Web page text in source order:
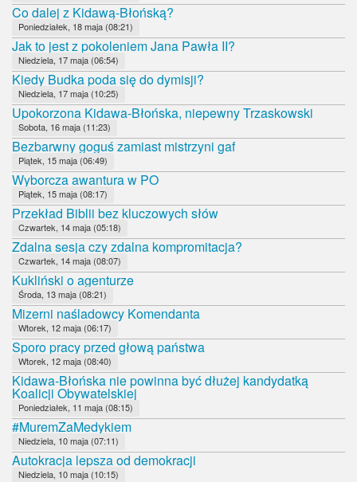
Co dalej z Kidawą-Błońską?
Poniedziałek, 18 maja (08:21)
Jak to jest z pokoleniem Jana Pawła II?
Niedziela, 17 maja (06:54)
Kiedy Budka poda się do dymisji?
Niedziela, 17 maja (10:25)
Upokorzona Kidawa-Błońska, niepewny Trzaskowski
Sobota, 16 maja (11:23)
Bezbarwny goguś zamiast mistrzyni gaf
Piątek, 15 maja (06:49)
Wyborcza awantura w PO
Piątek, 15 maja (08:17)
Przekład Biblii bez kluczowych słów
Czwartek, 14 maja (05:18)
Zdalna sesja czy zdalna kompromitacja?
Czwartek, 14 maja (08:07)
Kukliński o agenturze
Środa, 13 maja (08:21)
Mizerni naśladowcy Komendanta
Wtorek, 12 maja (06:17)
Sporo pracy przed głową państwa
Wtorek, 12 maja (08:40)
Kidawa-Błońska nie powinna być dłużej kandydatką
Koalicji Obywatelskiej
Poniedziałek, 11 maja (08:15)
#MuremZaMedykiem
Niedziela, 10 maja (07:11)
Autokracja lepsza od demokracji
Niedziela, 10 maja (10:15)